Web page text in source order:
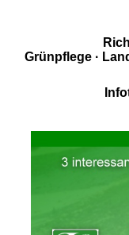
Grünpflege ·